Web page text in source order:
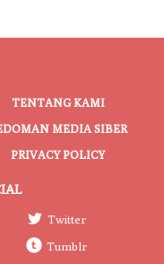
TENTANG KAMI
MEDIA SIBER
PRIVACY POLICY
Twitter
Tumblr